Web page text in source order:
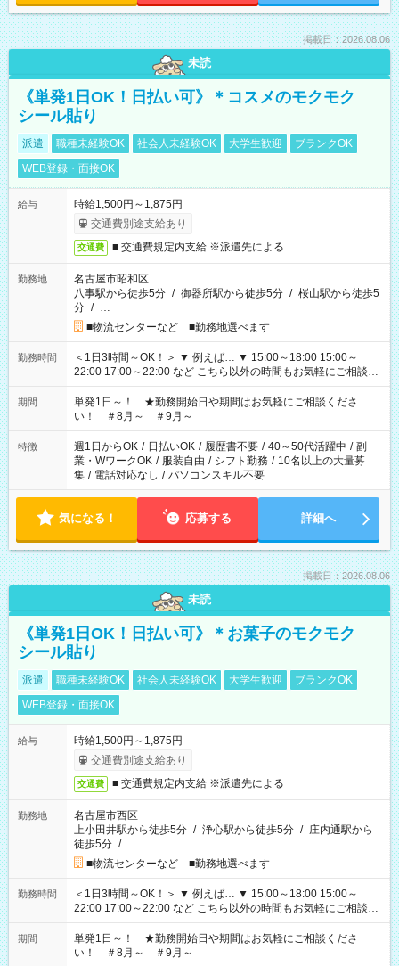
掲載日：2026.08.06
未読
《単発1日OK！日払い可》＊コスメのモクモク
シール貼り
派遣 職種未経験OK 社会人未経験OK 大学生歓迎
ブランクOK
WEB登録・面接OK
給与
時給1,500円～1,875円
交通費別途支給あり
交通費 ■ 交通費規定内支給 ※派遣先による
勤務地
名古屋市昭和区
八事駅から徒歩5分 / 御器所駅から徒歩5分 / 桜山駅から徒歩5
分 / …
■物流センターなど ■勤務地選べます
勤務時間
＜1日3時間～OK！＞ ▼ 例えば… ▼ 15:00～18:00 15:00～
22:00 17:00～22:00 など こちら以外の時間もお気軽にご相談く
ださい！
期間
単発1日～！ ★勤務開始日や期間はお気軽にご相談くださ
い！ ＃8月～ ＃9月～
特徴 週1日からOK / 日払いOK / 履歴書不要 / 40～50代活躍中 / 副
業・WワークOK / 服装自由 / シフト勤務 / 10名以上の大量募
集 / 電話対応なし / パソコンスキル不要
気になる！ 応募する 詳細へ
掲載日：2026.08.06
未読
《単発1日OK！日払い可》＊お菓子のモクモク
シール貼り
派遣 職種未経験OK 社会人未経験OK 大学生歓迎
ブランクOK
WEB登録・面接OK
給与
時給1,500円～1,875円
交通費別途支給あり
交通費 ■ 交通費規定内支給 ※派遣先による
勤務地
名古屋市西区
上小田井駅から徒歩5分 / 浄心駅から徒歩5分 / 庄内通駅から
徒歩5分 / …
■物流センターなど ■勤務地選べます
勤務時間
＜1日3時間～OK！＞ ▼ 例えば… ▼ 15:00～18:00 15:00～
22:00 17:00～22:00 など こちら以外の時間もお気軽にご相談く
ださい！
期間
単発1日～！ ★勤務開始日や期間はお気軽にご相談くださ
い！ ＃8月～ ＃9月～